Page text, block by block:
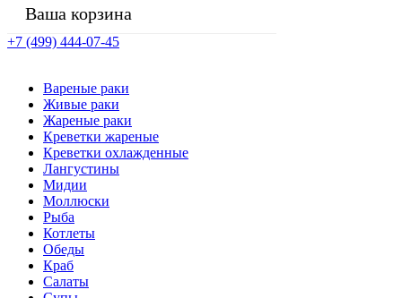
Ваша корзина
+7 (499) 444-07-45
Вареные раки
Живые раки
Жареные раки
Креветки жареные
Креветки охлажденные
Лангустины
Мидии
Моллюски
Рыба
Котлеты
Обеды
Краб
Салаты